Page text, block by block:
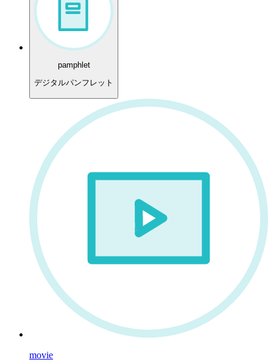
pamphlet
デジタルパンフレット
movie